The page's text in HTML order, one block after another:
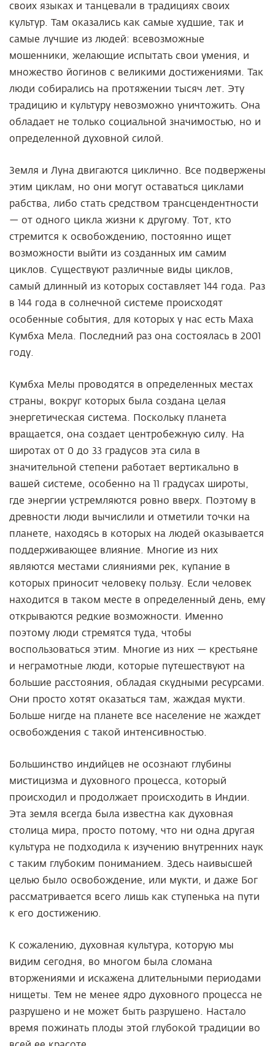
своих языках и танцевали в традициях своих
культур. Там оказались как самые худшие, так и
самые лучшие из людей: всевозможные
мошенники, желающие испытать свои умения, и
множество йогинов с великими достижениями. Так
люди собирались на протяжении тысяч лет. Эту
традицию и культуру невозможно уничтожить. Она
обладает не только социальной значимостью, но и
определенной духовной силой.
Земля и Луна двигаются циклично. Все подвержены
этим циклам, но они могут оставаться циклами
рабства, либо стать средством трансцендентности
— от одного цикла жизни к другому. Тот, кто
стремится к освобождению, постоянно ищет
возможности выйти из созданных им самим
циклов. Существуют различные виды циклов,
самый длинный из которых составляет 144 года. Раз
в 144 года в солнечной системе происходят
особенные события, для которых у нас есть Маха
Кумбха Мела. Последний раз она состоялась в 2001
году.
Кумбха Мелы проводятся в определенных местах
страны, вокруг которых была создана целая
энергетическая система. Поскольку планета
вращается, она создает центробежную силу. На
широтах от 0 до 33 градусов эта сила в
значительной степени работает вертикально в
вашей системе, особенно на 11 градусах широты,
где энергии устремляются ровно вверх. Поэтому в
древности люди вычислили и отметили точки на
планете, находясь в которых на людей оказывается
поддерживающее влияние. Многие из них
являются местами слияниями рек, купание в
которых приносит человеку пользу. Если человек
находится в таком месте в определенный день, ему
открываются редкие возможности. Именно
поэтому люди стремятся туда, чтобы
воспользоваться этим. Многие из них — крестьяне
и неграмотные люди, которые путешествуют на
большие расстояния, обладая скудными ресурсами.
Они просто хотят оказаться там, жаждая мукти.
Больше нигде на планете все население не жаждет
освобождения с такой интенсивностью.
Большинство индийцев не осознают глубины
мистицизма и духовного процесса, который
происходил и продолжает происходить в Индии.
Эта земля всегда была известна как духовная
столица мира, просто потому, что ни одна другая
культура не подходила к изучению внутренних наук
с таким глубоким пониманием. Здесь наивысшей
целью было освобождение, или мукти, и даже Бог
рассматривается всего лишь как ступенька на пути
к его достижению.
К сожалению, духовная культура, которую мы
видим сегодня, во многом была сломана
вторжениями и искажена длительными периодами
нищеты. Тем не менее ядро духовного процесса не
разрушено и не может быть разрушено. Настало
время пожинать плоды этой глубокой традиции во